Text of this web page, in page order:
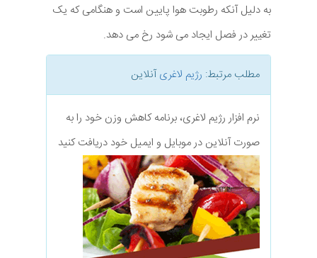
به دلیل آنکه رطوبت هوا پایین است و هنگامی که یک
تغییر در فصل ایجاد می شود رخ می دهد.
مطلب مرتبط: رژیم لاغریآنلاین
نرم افزار رژیم لاغری، برنامه کاهش وزن خود را به
صورت آنلاین در موبایل و ایمیل خود دریافت کنید